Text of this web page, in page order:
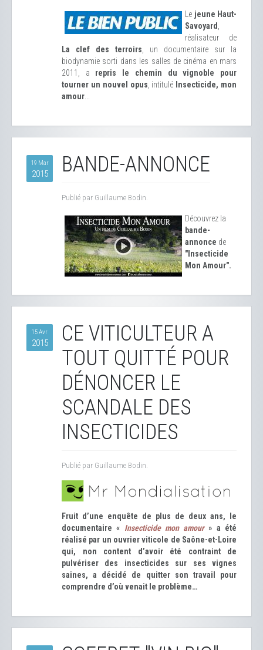
Le jeune Haut-
Savoyard
réalisateur de
La clef des terroirs , un documentaire sur la
biodynamie sorti dans les salles de cinéma en mars
2011, a repris le chemin du vignoble pour
tourner un nouvel opus , intitulé Insecticide, mon
amour
19 Mar
2015 BANDE-ANNONCE
Publié par Guillaume Bodin.
Découvrez la
bande-
annonce de
"Insecticide
Mon Amour".
15 Avr
2015
CE VITICULTEUR A
TOUT QUITTÉ POUR
DÉNONCER LE
SCANDALE DES
INSECTICIDES
Publié par Guillaume Bodin.
Fruit d’une enquête de plus de deux ans, le
documentaire « Insecticide mon amour» a été
réalisé par un ouvrier viticole de Saône-et-Loire
qui, non content d’avoir été contraint de
pulvériser des insecticides sur ses vignes
saines, a décidé de quitter son travail pour
comprendre d’où venait le problème…